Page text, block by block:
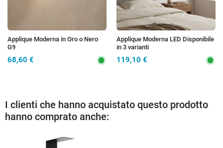
Applique Moderna in Oro o Nero
G9
68,60 €
Applique Moderna LED Disponibile
in 3 varianti
119,10 €
I clienti che hanno acquistato questo prodotto
hanno comprato anche: